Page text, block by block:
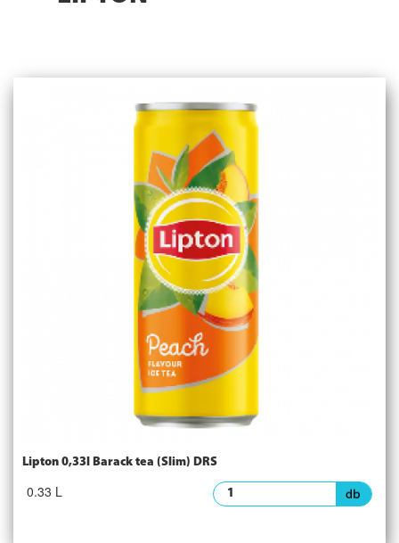
Lipton 0,33l Barack tea (Slim) DRS
0.33 L